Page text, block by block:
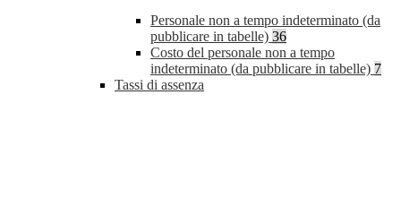
Personale non a tempo indeterminato (da
pubblicare in tabelle) 36
Costo del personale non a tempo
indeterminato (da pubblicare in tabelle) 7
Tassi di assenza